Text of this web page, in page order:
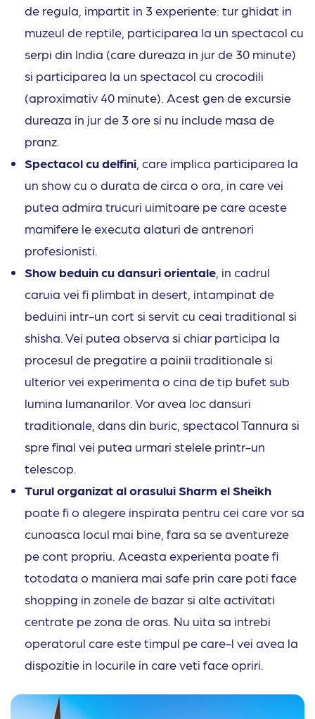
de regula, impartit in 3 experiente: tur ghidat in
muzeul de reptile, participarea la un spectacol cu
serpi din India (care dureaza in jur de 30 minute)
si participarea la un spectacol cu crocodili
(aproximativ 40 minute). Acest gen de excursie
dureaza in jur de 3 ore si nu include masa de
pranz.
Spectacol cu delfini , care implica participarea la
un show cu o durata de circa o ora, in care vei
putea admira trucuri uimitoare pe care aceste
mamifere le executa alaturi de antrenori
profesionisti.
Show beduin cu dansuri orientale , in cadrul
caruia vei fi plimbat in desert, intampinat de
beduini intr-un cort si servit cu ceai traditional si
shisha. Vei putea observa si chiar participa la
procesul de pregatire a painii traditionale si
ulterior vei experimenta o cina de tip bufet sub
lumina lumanarilor. Vor avea loc dansuri
traditionale, dans din buric, spectacol Tannura si
spre final vei putea urmari stelele printr-un
telescop.
Turul organizat al orasului Sharm el Sheikh
poate fi o alegere inspirata pentru cei care vor sa
cunoasca locul mai bine, fara sa se aventureze
pe cont propriu. Aceasta experienta poate fi
totodata o maniera mai safe prin care poti face
shopping in zonele de bazar si alte activitati
centrate pe zona de oras. Nu uita sa intrebi
operatorul care este timpul pe care-l vei avea la
dispozitie in locurile in care veti face opriri.